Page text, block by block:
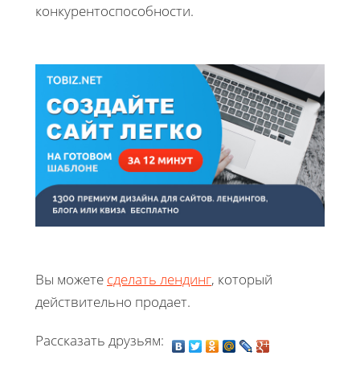
конкурентоспособности.
Вы можете сделать лендинг, который
действительно продает.
Рассказать друзьям: